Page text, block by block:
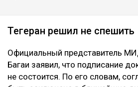
Тегеран решил не спешить
Официальный представитель
Багаи заявил, что подписание
не состоится. По его словам,